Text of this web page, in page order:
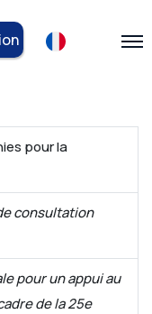
pour la
consultation
pour un appui au
de la 25e